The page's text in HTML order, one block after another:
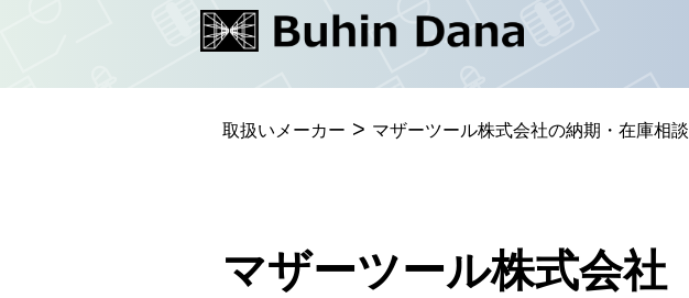
テ
取扱いメーカー > マザーツール株式会社の納期・在庫相談
マザーツール株式会社